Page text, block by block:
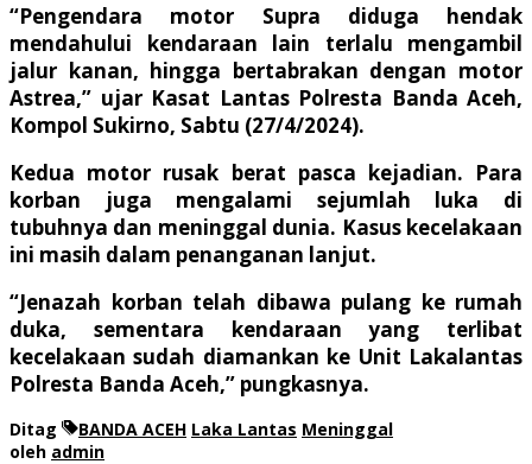
“Pengendara motor Supra diduga hendak
mendahului kendaraan lain terlalu mengambil
jalur kanan, hingga bertabrakan dengan motor
Astrea,” ujar Kasat Lantas Polresta Banda Aceh,
Kompol Sukirno, Sabtu (27/4/2024).
Kedua motor rusak berat pasca kejadian. Para
korban juga mengalami sejumlah luka di
tubuhnya dan meninggal dunia. Kasus kecelakaan
ini masih dalam penanganan lanjut.
“Jenazah korban telah dibawa pulang ke rumah
duka, sementara kendaraan yang terlibat
kecelakaan sudah diamankan ke Unit Lakalantas
Polresta Banda Aceh,” pungkasnya.
Ditag BANDA ACEH Laka Lantas Meninggal
oleh admin